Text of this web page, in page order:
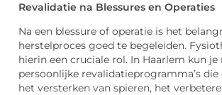
Revalidatie na Blessures en Operaties
Na een blessure of operatie is het
herstelproces goed te begeleiden.
hierin een cruciale rol. In Haarlem kun je
persoonlijke revalidatieprogramma’s
het versterken van spieren, het